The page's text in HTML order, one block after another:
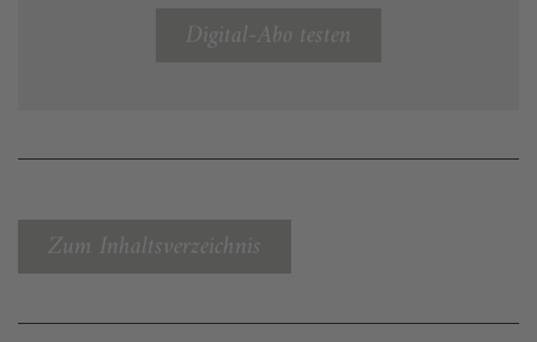
Digital-Abo testen
Zum Inhaltsverzeichnis